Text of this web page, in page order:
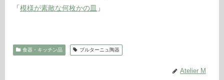
「模様が素敵な何枚かの皿 」
食器・キッチン品 ブルターニュ陶器
Atelier M